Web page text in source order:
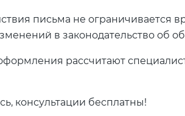
письма не ограничивается
в законодательство об
рассчитают
консультации бесплатны!